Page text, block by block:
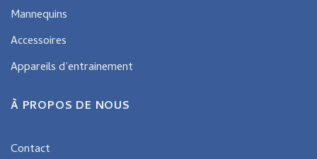
Mannequins
Accessoires
Appareils d’entrainement
À PROPOS DE NOUS
Contact